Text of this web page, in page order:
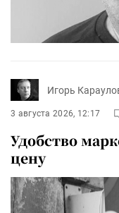
Игорь
3 августа 2026, 12:17
Удобство
цену